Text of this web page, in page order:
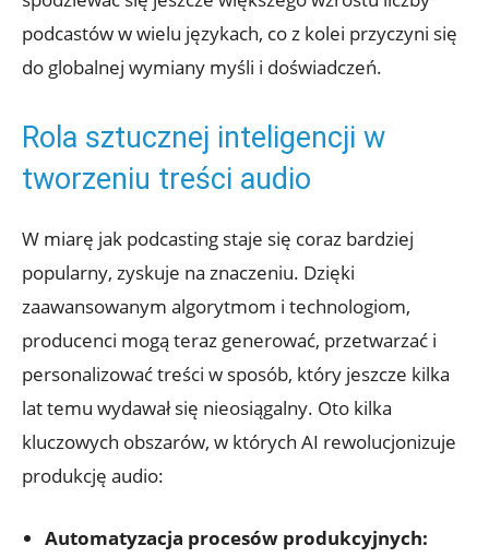
podcastów w wielu językach, co z kolei przyczyni się
do globalnej wymiany myśli i doświadczeń.
Rola sztucznej inteligencji w
tworzeniu treści audio
W miarę jak podcasting staje się coraz bardziej
popularny, zyskuje na znaczeniu. Dzięki
zaawansowanym algorytmom i technologiom,
producenci mogą teraz generować, przetwarzać i
personalizować treści w sposób, który jeszcze kilka
lat temu wydawał się nieosiągalny. Oto kilka
kluczowych obszarów, w których AI rewolucjonizuje
produkcję audio:
Automatyzacja procesów produkcyjnych: